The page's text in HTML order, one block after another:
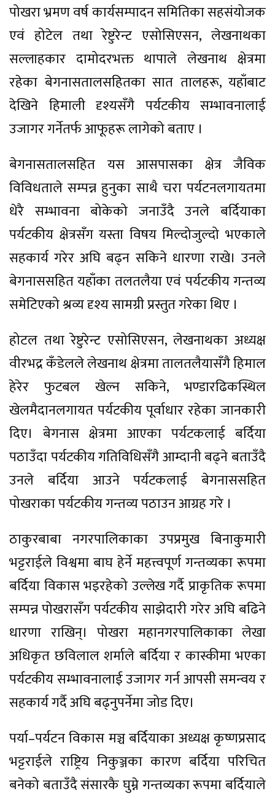
पोखरा भ्रमण वर्ष कार्यसम्पादन समितिका सहसंयोजक
एवं होटेल तथा रेष्टुरेन्ट एसोसिएसन, लेखनाथका
सल्लाहकार दामोदरभक्त थापाले लेखनाथ क्षेत्रमा
रहेका बेगनासतालसहितका सात तालहरू, यहाँबाट
देखिने हिमाली दृश्यसँगै पर्यटकीय सम्भावनालाई
उजागर गर्नेतर्फ आफूहरू लागेको बताए ।
बेगनासतालसहित यस आसपासका क्षेत्र जैविक
विविधताले सम्पन्न हुनुका साथै चरा पर्यटनलगायतमा
धेरै सम्भावना बोकेको जनाउँदै उनले बर्दियाका
पर्यटकीय क्षेत्रसँग यस्ता विषय मिल्दोजुल्दो भएकाले
सहकार्य गरेर अघि बढ्न सकिने धारणा राखे। उनले
बेगनाससहित यहाँका तलतलैया एवं पर्यटकीय गन्तव्य
समेटिएको श्रव्य दृश्य सामग्री प्रस्तुत गरेका थिए ।
होटल तथा रेष्टुरेन्ट एसोसिएसन, लेखनाथका अध्यक्ष
वीरभद्र कँडेलले लेखनाथ क्षेत्रमा तालतलैयासँगै हिमाल
हेरेर फुटबल खेल्न सकिने, भण्डारढिकस्थिल
खेलमैदानलगायत पर्यटकीय पूर्वाधार रहेका जानकारी
दिए। बेगनास क्षेत्रमा आएका पर्यटकलाई बर्दिया
पठाउँदा पर्यटकीय गतिविधिसँगै आम्दानी बढ्ने बताउँदै
उनले बर्दिया आउने पर्यटकलाई बेगनाससहित
पोखराका पर्यटकीय गन्तव्य पठाउन आग्रह गरे ।
ठाकुरबाबा नगरपालिकाका उपप्रमुख बिनाकुमारी
भट्टराईले विश्वमा बाघ हेर्ने महत्त्वपूर्ण गन्तव्यका रूपमा
बर्दिया विकास भइरहेको उल्लेख गर्दै प्राकृतिक रूपमा
सम्पन्न पोखरासँग पर्यटकीय साझेदारी गरेर अघि बढिने
धारणा राखिन्। पोखरा महानगरपालिकाका लेखा
अधिकृत छविलाल शर्माले बर्दिया र कास्कीमा भएका
पर्यटकीय सम्भावनालाई उजागर गर्न आपसी समन्वय र
सहकार्य गर्दै अघि बढ्नुपर्नेमा जोड दिए।
पर्या–पर्यटन विकास मञ्च बर्दियाका अध्यक्ष कृष्णप्रसाद
भट्टराईले राष्ट्रिय निकुञ्जका कारण बर्दिया परिचित
बनेको बताउँदै संसारकै घुम्ने गन्तव्यका रूपमा बर्दियाले